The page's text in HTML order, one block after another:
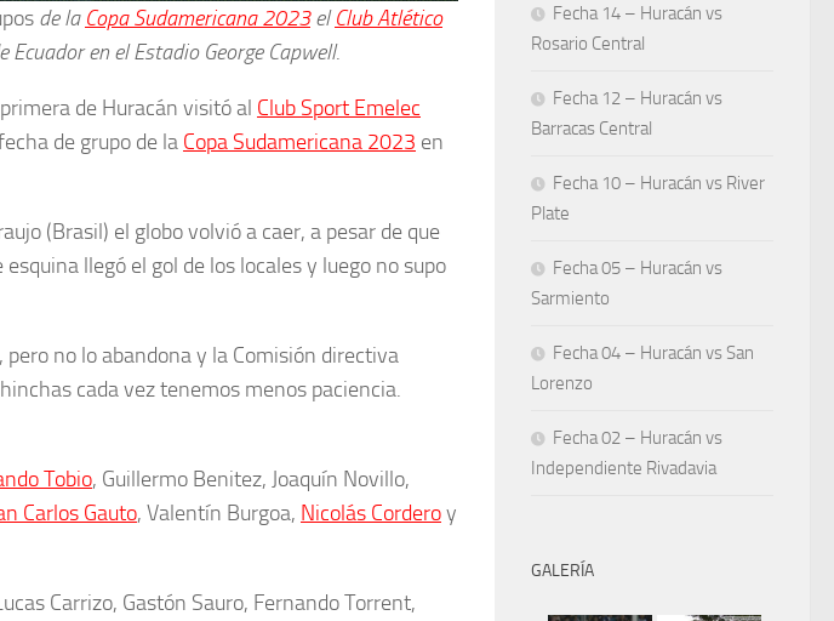
de la Copa Sudamericana 2023elClub Atlético
Ecuador en el Estadio George Capwell.
de Huracán visitó al Club Sport Emelec
de grupo de la Copa Sudamericana 2023 en
(Brasil) el globo volvió a caer, a pesar de que
llegó el gol de los locales y luego no supo
pero no lo abandona y la Comisión directiva
cada vez tenemos menos paciencia.
Tobio, Guillermo Benitez, Joaquín Novillo,
Carlos Gauto, Valentín Burgoa, Nicolás Corderoy
Carrizo, Gastón Sauro, Fernando Torrent,
Fecha 14 – Huracán vs
Rosario Central
Fecha 12 – Huracán vs
Barracas Central
Fecha 10 – Huracán vs River
Plate
Fecha 05 – Huracán vs
Sarmiento
Fecha 04 – Huracán vs San
Lorenzo
Fecha 02 – Huracán vs
Independiente Rivadavia
GALERÍA